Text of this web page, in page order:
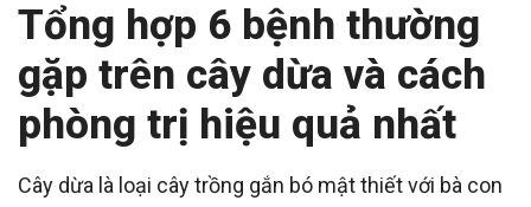
Tổng hợp 6 bệnh thường
gặp trên cây dừa và cách
phòng trị hiệu quả nhất
Cây dừa là loại cây trồng gắn bó mật thiết với bà con